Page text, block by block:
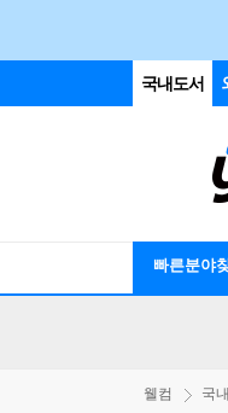
국내도서
빠른분야
웰컴 국